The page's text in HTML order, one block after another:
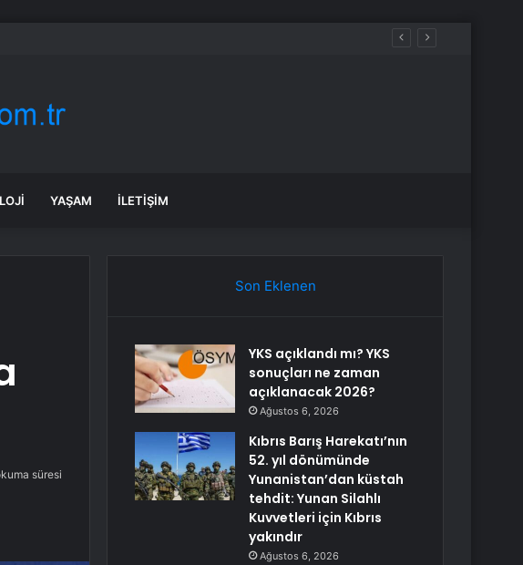
küstah tehdit: Yunan Silahlı Kuvvetleri için Kıbrıs yakındır
YAŞAM İLETIŞIM
süresi
Son Eklenen
YKS açıklandı mı? YKS
sonuçları ne zaman
açıklanacak 2026?
Ağustos 6, 2026
Kıbrıs Barış Harekatı’nın
52. yıl dönümünde
Yunanistan’dan küstah
tehdit: Yunan Silahlı
Kuvvetleri için Kıbrıs
yakındır
Ağustos 6, 2026